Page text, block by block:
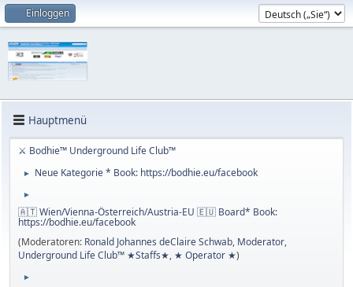
Einloggen
Hauptmenü
⚔ Bodhie™ Underground Life Club™
► Neue Kategorie * Book: https://bodhie.eu/facebook
►
🇦🇹 Wien/Vienna-Österreich/Austria-EU 🇪🇺 Board* Book:
https://bodhie.eu/facebook
(Moderatoren: Ronald Johannes deClaire Schwab, Moderator,
Underground Life Club™ ★Staffs★, ★ Operator ★)
►